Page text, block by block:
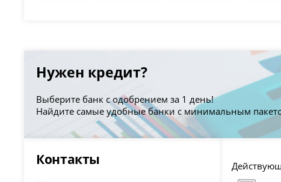
Нужен кредит?
Выберите банк с одобрением за 1 день!
Найдите самые удобные банки с минимальным
Контакты